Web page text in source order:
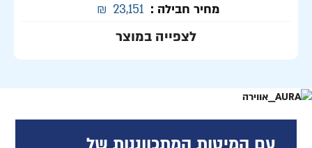
מחיר חבילה : 23,151
₪
לצפייה במוצר